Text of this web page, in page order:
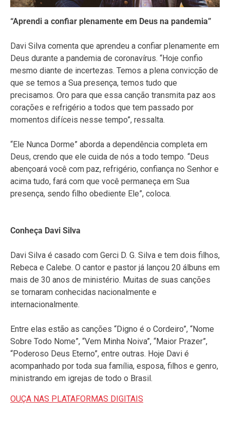
“Aprendi a confiar plenamente em Deus na pandemia”
Davi Silva comenta que aprendeu a confiar plenamente em
Deus durante a pandemia de coronavírus. “Hoje confio
mesmo diante de incertezas. Temos a plena convicção de
que se temos a Sua presença, temos tudo que
precisamos. Oro para que essa canção transmita paz aos
corações e refrigério a todos que tem passado por
momentos difíceis nesse tempo”, ressalta.
“Ele Nunca Dorme” aborda a dependência completa em
Deus, crendo que ele cuida de nós a todo tempo. “Deus
abençoará você com paz, refrigério, confiança no Senhor e
acima tudo, fará com que você permaneça em Sua
presença, sendo filho obediente Ele”, coloca.
Conheça Davi Silva
Davi Silva é casado com Gerci D. G. Silva e tem dois filhos,
Rebeca e Calebe. O cantor e pastor já lançou 20 álbuns em
mais de 30 anos de ministério. Muitas de suas canções
se tornaram conhecidas nacionalmente e
internacionalmente.
Entre elas estão as canções “Digno é o Cordeiro”, “Nome
Sobre Todo Nome”, “Vem Minha Noiva”, “Maior Prazer”,
“Poderoso Deus Eterno”, entre outras. Hoje Davi é
acompanhado por toda sua família, esposa, filhos e genro,
ministrando em igrejas de todo o Brasil.
OUÇA NAS PLATAFORMAS DIGITAIS